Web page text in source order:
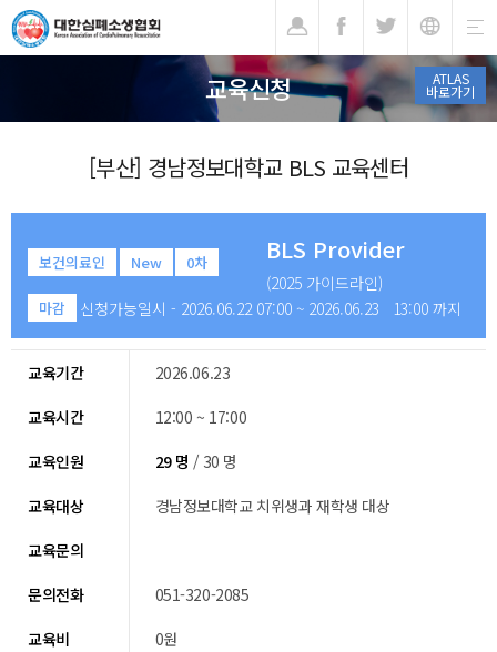
ATLAS
바로가기
교육신청
[부산] 경남정보대학교 BLS 교육센터
보건의료인 New 0차 BLS Provider
(2025 가이드라인)
마감 신청가능일시 - 2026.06.22 07:00 ~ 2026.06.23 13:00 까지
교육기간
2026.06.23
교육시간
12:00 ~ 17:00
교육인원
29 명 / 30 명
교육대상
경남정보대학교 치위생과 재학생 대상
교육문의
문의전화
051-320-2085
교육비
0원